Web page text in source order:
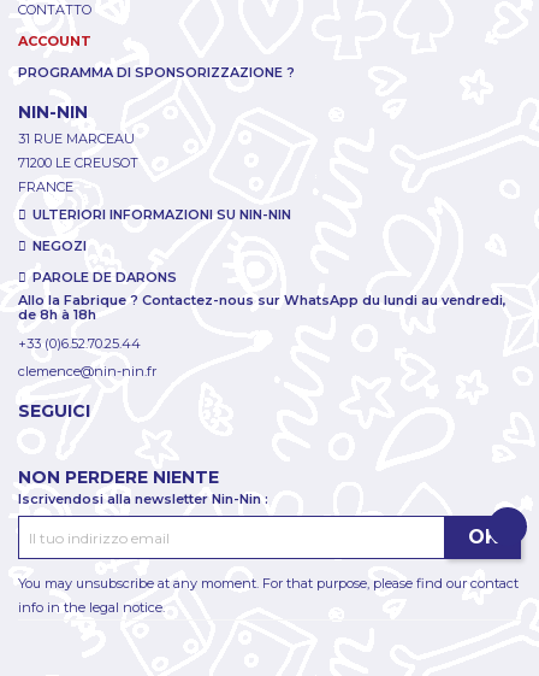
CONTATTO
ACCOUNT
PROGRAMMA DI SPONSORIZZAZIONE ?
NIN-NIN
31 RUE MARCEAU
71200 LE CREUSOT
FRANCE
ULTERIORI INFORMAZIONI SU NIN-NIN
NEGOZI
PAROLE DE DARONS
Allo la Fabrique ? Contactez-nous sur WhatsApp du lundi au vendredi,
de 8h à 18h
+33 (0)6.52.70.25.44
clemence@nin-nin.fr
SEGUICI
NON PERDERE NIENTE
Iscrivendosi alla newsletter Nin-Nin :
You may unsubscribe at any moment. For that purpose, please find our contact
info in the legal notice.